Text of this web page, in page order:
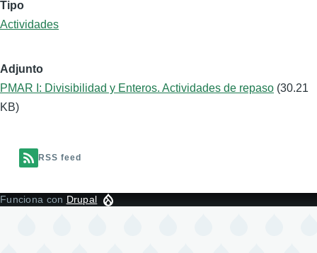
Tipo
Actividades
Adjunto
PMAR I: Divisibilidad y Enteros. Actividades de repaso (30.21
KB)
RSS feed
Funciona con Drupal